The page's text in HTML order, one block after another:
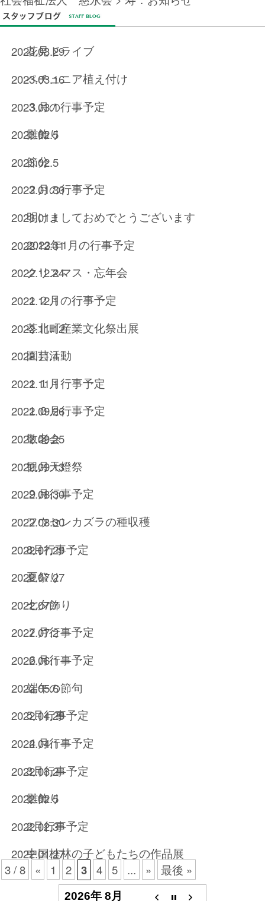
2023.03.29
花見ドライブ
2023.03.16
ペチュニア植え付け
2023.03.1
３月の行事予定
2023.02.5
雛飾り
2023.02.5
節分
2023.01.30
２月の行事予定
2023.01.1
明けましておめでとうございます
2022.12.31
2023年1月の行事予定
2022.12.24
クリスマス・忘年会
2022.12.1
１２月の行事予定
2022.11.12
苓北町産業文化祭出展
2022.11.4
園芸活動
2022.11.1
１１月行事予定
2022.09.26
１０月行事予定
2022.09.25
敬老会
2022.09.13
観月天燈祭
2022.08.30
９月行事予定
2022.08.30
フウセンカズラの種収穫
2022.07.29
8月行事予定
2022.07.27
夏祭り
2022.07.7
七夕飾り
2022.07.2
７月行事予定
2022.06.1
６月行事予定
2022.05.6
端午の節句
2022.04.29
5月行事予定
2022.04.1
４月行事予定
2022.03.2
3月行事予定
2022.02.5
雛飾り
2022.02.3
2月行事予定
2022.01.27
中国桂林の子どもたちの作品展
3 / 8
« 1 2 3 4 5 ... » 最後 »
2026年 8月